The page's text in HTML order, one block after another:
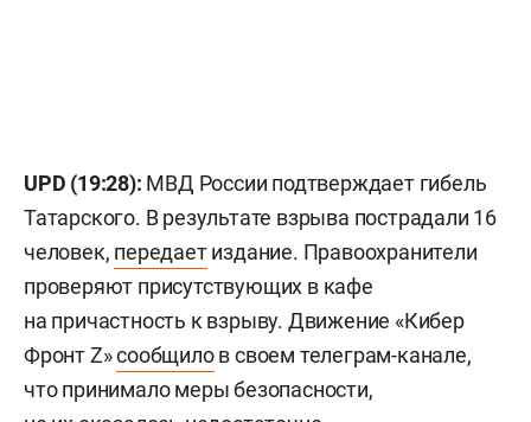
UPD (19:28): МВД России подтверждает гибель
Татарского. В результате взрыва пострадали 16
человек, передаетиздание. Правоохранители
проверяют присутствующих в кафе
на причастность к взрыву. Движение «Кибер
Фронт Z»сообщилов своем телеграм-канале,
что принимало меры безопасности,